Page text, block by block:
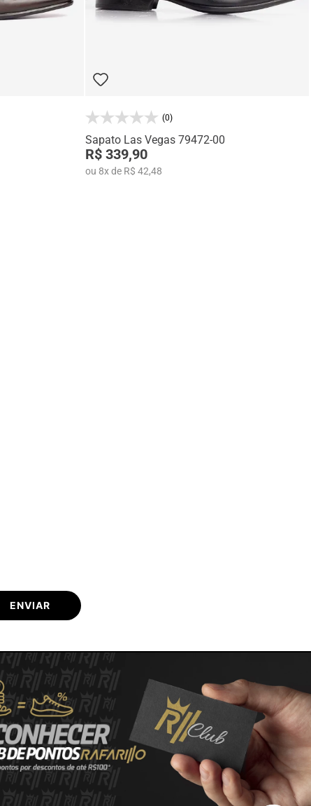
(0)
Sapato Las Vegas 79472-00
R$ 339,90
ou 8xde R$ 42,48
ENVIAR